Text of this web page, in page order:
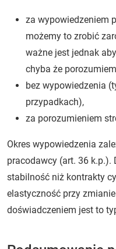
za wypowiedzeniem
możemy to zrobić
ważne jest jednak
chyba że
bez wypowiedzenia
przypadkach),
za porozumieniem
Okres wypowiedzenia
pracodawcy (art. 36 k.p.).
stabilność niż kontrakty
elastyczność przy
doświadczeniem jest to